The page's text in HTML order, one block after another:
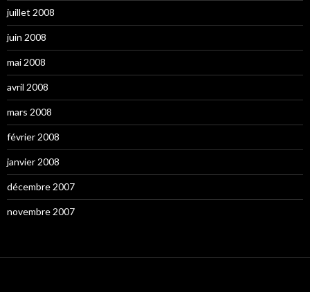
juillet 2008
juin 2008
mai 2008
avril 2008
mars 2008
février 2008
janvier 2008
décembre 2007
novembre 2007